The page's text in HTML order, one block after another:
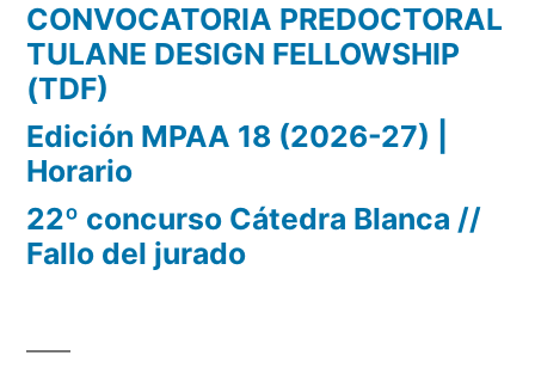
CONVOCATORIA PREDOCTORAL
TULANE DESIGN FELLOWSHIP
(TDF)
Edición MPAA 18 (2026-27) |
Horario
22º concurso Cátedra Blanca //
Fallo del jurado